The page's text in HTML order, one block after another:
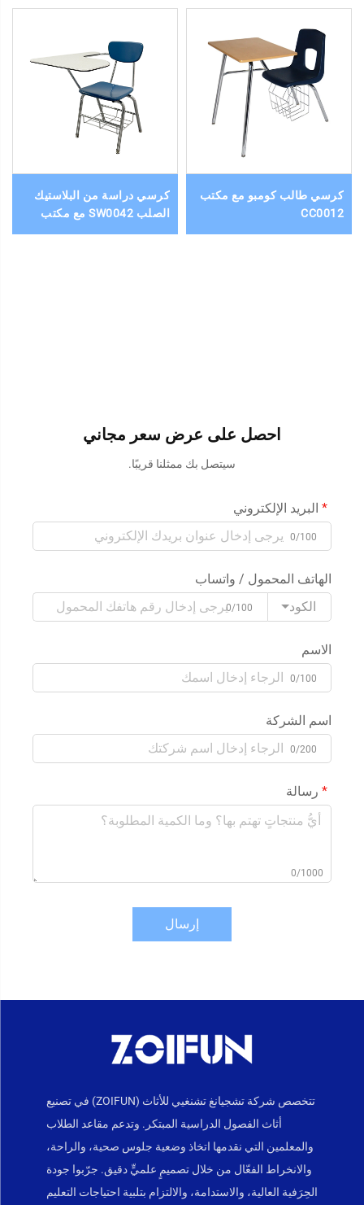
كرسي طالب كومبو مع مكتب
CC0012
كرسي دراسة من البلاستيك
الصلب SW0042 مع مكتب
احصل على عرض سعر مجاني
سيتصل بك ممثلنا قريبًا.
البريد الإلكتروني
0/100
الهاتف المحمول / واتساب
الكود
0/100
الاسم
0/100
اسم الشركة
0/200
رسالة
0/1000
إرسال
تتخصص شركة تشجيانغ تشنغيي للأثاث (ZOIFUN) في تصنيع
أثاث الفصول الدراسية المبتكر. وتدعم مقاعد الطلاب
والمعلمين التي نقدمها اتخاذ وضعية جلوس صحية، والراحة،
والانخراط الفعّال من خلال تصميمٍ علميٍّ دقيق. جرّبوا جودة
الحِرَفية العالية، والاستدامة، والالتزام بتلبية احتياجات التعليم